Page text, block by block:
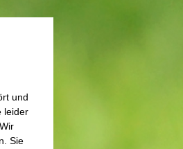
und
leider
Sie